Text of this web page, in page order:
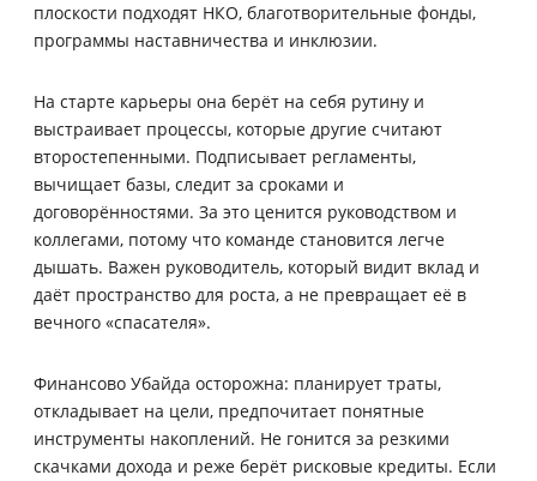
плоскости подходят НКО, благотворительные фонды,
программы наставничества и инклюзии.
На старте карьеры она берёт на себя рутину и
выстраивает процессы, которые другие считают
второстепенными. Подписывает регламенты,
вычищает базы, следит за сроками и
договорённостями. За это ценится руководством и
коллегами, потому что команде становится легче
дышать. Важен руководитель, который видит вклад и
даёт пространство для роста, а не превращает её в
вечного «спасателя».
Финансово Убайда осторожна: планирует траты,
откладывает на цели, предпочитает понятные
инструменты накоплений. Не гонится за резкими
скачками дохода и реже берёт рисковые кредиты. Если